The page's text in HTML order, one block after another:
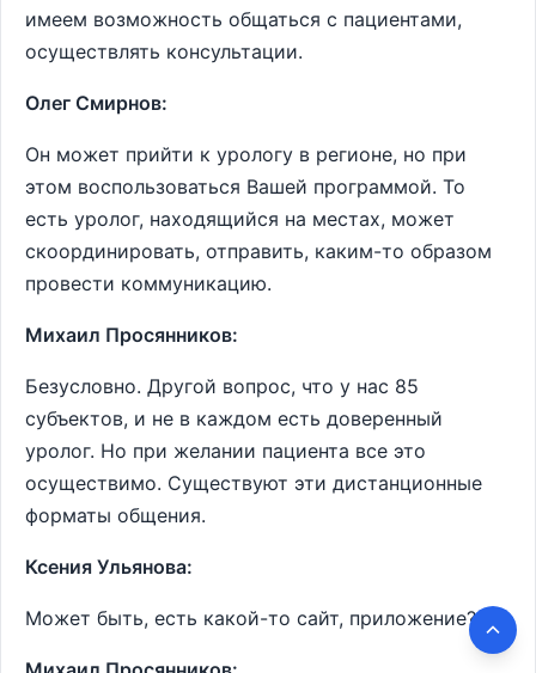
имеем возможность общаться с пациентами,
осуществлять консультации.
Олег Смирнов:
Он может прийти к урологу в регионе, но при
этом воспользоваться Вашей программой. То
есть уролог, находящийся на местах, может
скоординировать, отправить, каким-то образом
провести коммуникацию.
Михаил Просянников:
Безусловно. Другой вопрос, что у нас 85
субъектов, и не в каждом есть доверенный
уролог. Но при желании пациента все это
осуществимо. Существуют эти дистанционные
форматы общения.
Ксения Ульянова:
Может быть, есть какой-то сайт, приложение?